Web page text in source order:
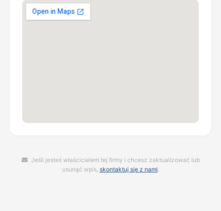
Jeśli jesteś właścicielem tej firmy i chcesz zaktualizować lub
usunąć wpis, skontaktuj się z nami.